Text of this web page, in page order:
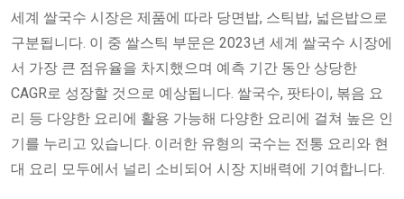
세계 쌀국수 시장은 제품에 따라 당면밥, 스틱밥, 넓은밥으로
구분됩니다. 이 중 쌀스틱 부문은 2023년 세계 쌀국수 시장에
서 가장 큰 점유율을 차지했으며 예측 기간 동안 상당한
CAGR로 성장할 것으로 예상됩니다. 쌀국수, 팟타이, 볶음 요
리 등 다양한 요리에 활용 가능해 다양한 요리에 걸쳐 높은 인
기를 누리고 있습니다. 이러한 유형의 국수는 전통 요리와 현
대 요리 모두에서 널리 소비되어 시장 지배력에 기여합니다.